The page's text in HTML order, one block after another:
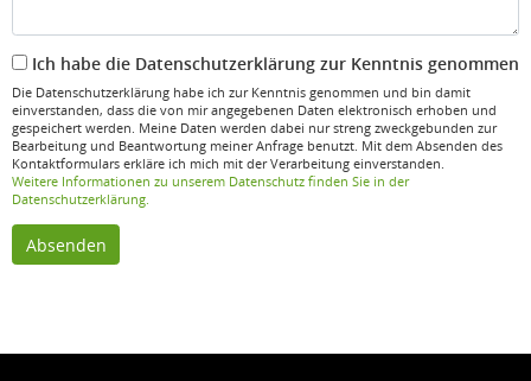
Ich habe die Datenschutzerklärung zur Kenntnis genommen
Die Datenschutzerklärung habe ich zur Kenntnis genommen und bin damit
einverstanden, dass die von mir angegebenen Daten elektronisch erhoben und
gespeichert werden. Meine Daten werden dabei nur streng zweckgebunden zur
Bearbeitung und Beantwortung meiner Anfrage benutzt. Mit dem Absenden des
Kontaktformulars erkläre ich mich mit der Verarbeitung einverstanden.
Weitere Informationen zu unserem Datenschutz finden Sie in der
Datenschutzerklärung.
Absenden